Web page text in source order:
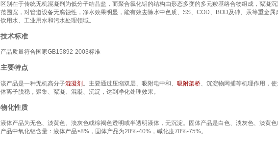
区别在于传统无机混凝剂为低分子结晶盐，而聚合氯化铝的结构由形态多变的多元羧基络合物组成，絮凝
范围宽，对管道设备无腐蚀性，净水效果明显，能有效去除水中色质、SS、COD、BOD及砷、汞等重金属
饮用水、工业用水和污水处理领域。
技术标准
产品质量符合国家GB15892-2003标准
主要特点
该产品是一种无机高分子混凝剂 。主要通过压缩双层、吸附电中和、 吸附架桥 、沉淀物网捕等机理作用，
体离子脱稳，聚集、絮凝、混凝、沉淀，达到净化处理效果。
物化性质
液体产品为无色、淡黄色、淡灰色或棕褐色透明或半透明液体，无沉淀。固体产品是白色、淡灰色、淡黄色
产品中氧化铝含量：液体产品>8%，固体产品为20%-40%，碱化度70%-75%。